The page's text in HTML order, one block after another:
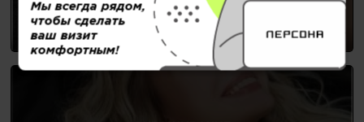
Мы всегда рядом,
чтобы сделать
ваш визит
комфортным!